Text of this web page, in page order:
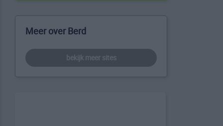
Meer over Berd
bekijk meer sites